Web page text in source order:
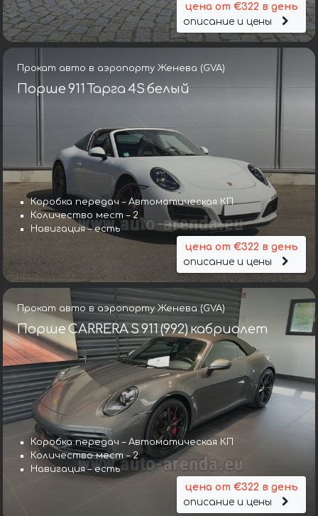
цена от €322 в день
описание и цены
Прокат авто в аэропорту Женева (GVA)
Порше 911 Тарга 4S белый
Коробка передач – Автоматическая КП
Количество мест – 2
Навигация – есть
цена от €322 в день
описание и цены
Прокат авто в аэропорту Женева (GVA)
Порше CARRERA S 911 (992) кабриолет
Коробка передач – Автоматическая КП
Количество мест – 2
Навигация – есть
цена от €322 в день
описание и цены